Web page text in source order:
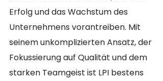
Erfolg und das Wachstum des
Unternehmens vorantreiben. Mit
seinem unkomplizierten Ansatz, der
Fokussierung auf Qualität und dem
starken Teamgeist ist LPI bestens